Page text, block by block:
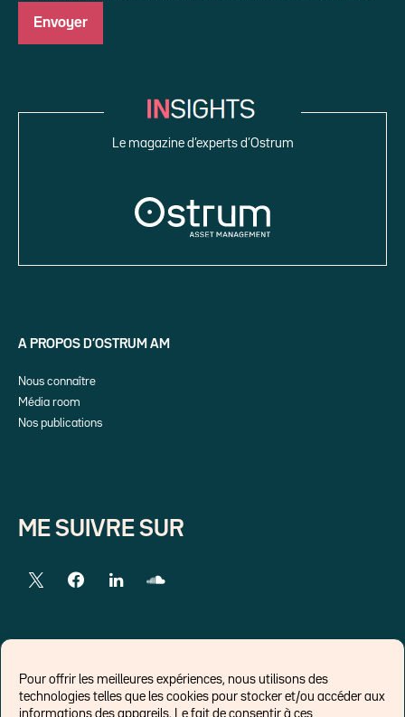
Pour offrir les meilleures expériences, nous utilisons des
technologies telles que les cookies pour stocker et/ou accéder aux
informations des appareils. Le fait de consentir à ces
Le magazine d’experts d’Ostrum
A PROPOS D’OSTRUM AM
Nous connaître
Média room
Nos publications
ME SUIVRE SUR
LIENS EXTERNES
Chroniques pour Forbes